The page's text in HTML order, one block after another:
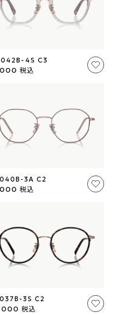
145○38.4
145○38.4
4S C3
税込
3A C2
税込
3S C2
税込